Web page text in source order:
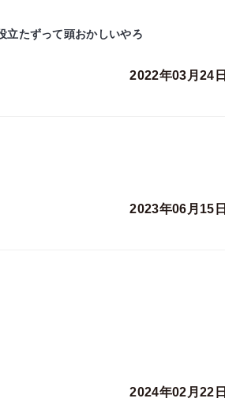
立たずって頭おかしいやろ
2022年03月24日
2023年06月15日
2024年02月22日